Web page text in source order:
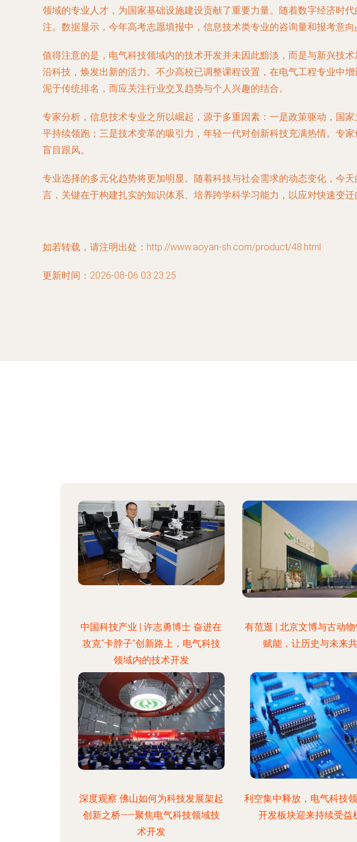
领域的专业人才，为国家基础设施建设贡献了重要力量。随着数字经济时
注。数据显示，今年高考志愿填报中，信息技术类专业的咨询量和报考意向
值得注意的是，电气科技领域内的技术开发并未因此黯淡，而是与新兴技
沿科技，焕发出新的活力。不少高校已调整课程设置，在电气工程专业中
泥于传统排名，而应关注行业交叉趋势与个人兴趣的结合。
专家分析，信息技术专业之所以崛起，源于多重因素：一是政策驱动，国
平持续领跑；三是技术变革的吸引力，年轻一代对创新科技充满热情。专
盲目跟风。
专业选择的多元化趋势将更加明显。随着科技与社会需求的动态变化，今
言，关键在于构建扎实的知识体系、培养跨学科学习能力，以应对快速变
如若转载，请注明出处：http://www.aoyan-sh.com/product/48.html
更新时间：2026-08-06 03:23:25
中国科技产业 | 许志勇博士 奋进在
攻克“卡脖子”创新路上，电气科技
领域内的技术开发
有范逛 | 北京文博与古动
赋能，让历史与未来
深度观察 佛山如何为科技发展架起
创新之桥——聚焦电气科技领域技
术开发
利空集中释放，电气科技
开发板块迎来持续受益